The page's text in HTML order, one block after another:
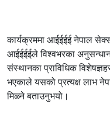
कार्यक्रममा आईईईई नेपाल
आईईईईले विश्वभरका
संस्थानका प्राविधिक
भएकाले यसको प्रत्यक्ष लाभ
मिळ्ने बताउनुभयो।